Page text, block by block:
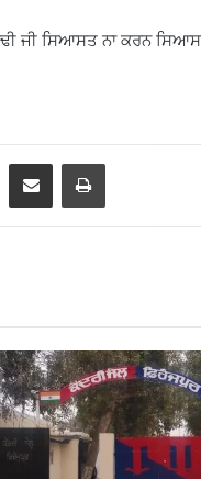
ਜੀ ਸਿਆਸਤ ਨਾ ਕਰਨ
Share via Email Print